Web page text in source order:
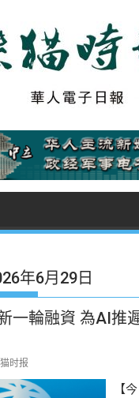
年6月29日
一輪融資 為AI推
时报
【